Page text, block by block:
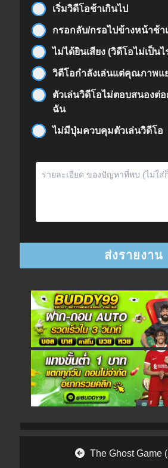
เริ่มวิดีโอช้าเกินไป
กรอกลับ/กรอไปข้างหน้าช้า
ไม่ได้ยินเสียง (วิดีโอไม่เป็นไ
วิดีโอกำลังเล่นแต่คุณภาพแ
ตัวเล่นวิดีโอไม่ตอบสนองต่
ฉัน
ไม่มีปุ่มควบคุมตัวเล่นวิดีโอ
Post navigationThe Ghost Game